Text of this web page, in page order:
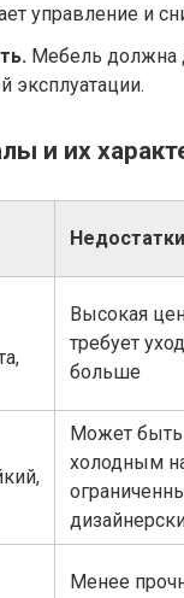
управление и
Мебель должна
эксплуатации.
и их
Недостатки
Высокая
требует
больше
Может быть
холодным
Менее